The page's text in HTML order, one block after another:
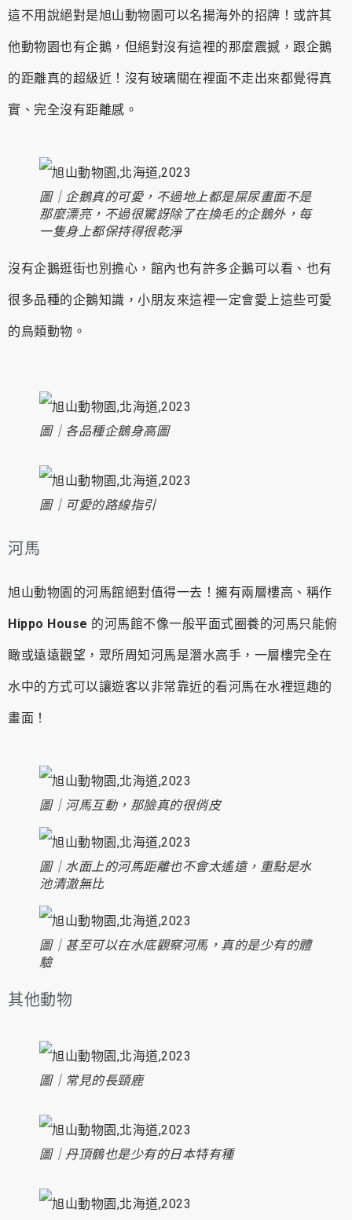
這不用說絕對是旭山動物園可以名揚海外的招牌！或許其
他動物園也有企鵝，但絕對沒有這裡的那麼震撼，跟企鵝
的距離真的超級近！沒有玻璃關在裡面不走出來都覺得真
實、完全沒有距離感。
圖｜企鵝真的可愛，不過地上都是屎尿畫面不是
那麼漂亮，不過很驚訝除了在換毛的企鵝外，每
一隻身上都保持得很乾淨
沒有企鵝逛街也別擔心，館內也有許多企鵝可以看、也有
很多品種的企鵝知識，小朋友來這裡一定會愛上這些可愛
的鳥類動物。
圖｜各品種企鵝身高圖
圖｜可愛的路線指引
河馬
旭山動物園的河馬館絕對值得一去！擁有兩層樓高、稱作
Hippo House 的河馬館不像一般平面式圈養的河馬只能俯
瞰或遠遠觀望，眾所周知河馬是潛水高手，一層樓完全在
水中的方式可以讓遊客以非常靠近的看河馬在水裡逗趣的
畫面！
圖｜河馬互動，那臉真的很俏皮
圖｜水面上的河馬距離也不會太遙遠，重點是水
池清澈無比
圖｜甚至可以在水底觀察河馬，真的是少有的體
驗
其他動物
圖｜常見的長頸鹿
圖｜丹頂鶴也是少有的日本特有種